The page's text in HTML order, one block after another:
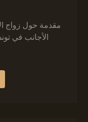
مقدمة حول زواج
الأجانب في